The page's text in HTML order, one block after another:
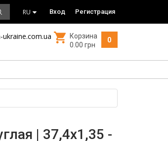
RU Вход Регистрация
ukraine.com.ua
0
Корзина
0.00 грн
| 37,4х1,35 -